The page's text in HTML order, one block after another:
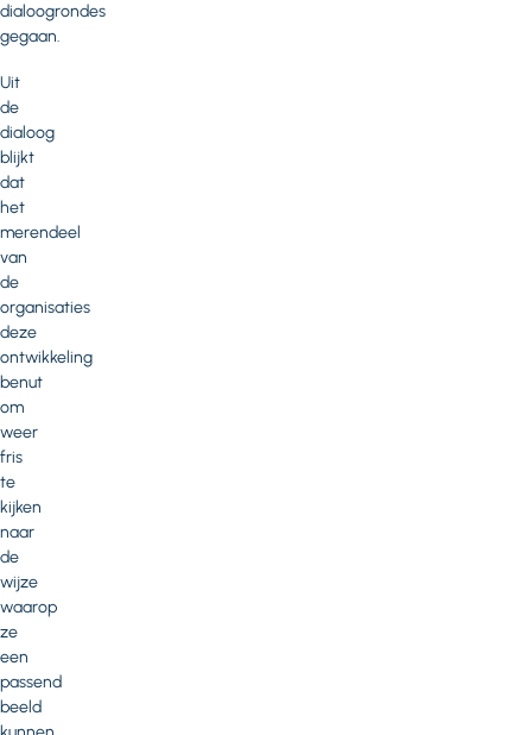
dialoogrondes
gegaan.
Uit
de
dialoog
blijkt
dat
het
merendeel
van
de
organisaties
deze
ontwikkeling
benut
om
weer
fris
te
kijken
naar
de
wijze
waarop
ze
een
passend
beeld